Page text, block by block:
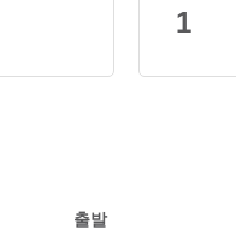
1
출발